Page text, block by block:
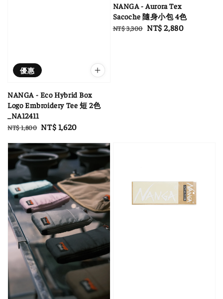
優惠
NANGA - Eco Hybrid Box
Logo Embroidery Tee 短 2色
_NA12411
Regular
NT$ 1,800 Sale
NT$ 1,620
NANGA - Aurora Tex
Sacoche 隨身小包 4色
Regular
NT$ 3,300 Sale
NT$ 2,880